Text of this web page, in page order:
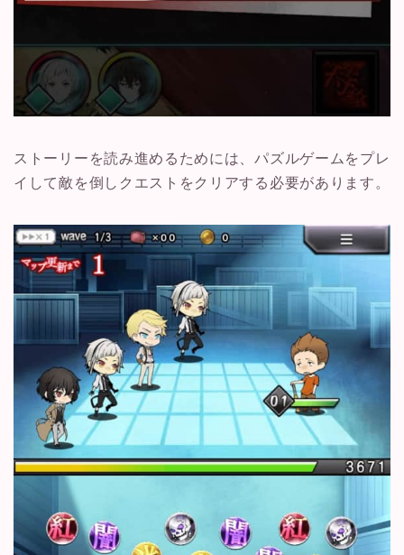
ストーリーを読み進めるためには、パズルゲームをプレ
イして敵を倒しクエストをクリアする必要があります。